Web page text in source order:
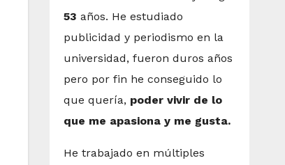
53 años. He estudiado
publicidad y periodismo en la
universidad, fueron duros años
pero por fin he conseguido lo
que quería, poder vivir de lo
que me apasiona y me gusta.
He trabajado en múltiples